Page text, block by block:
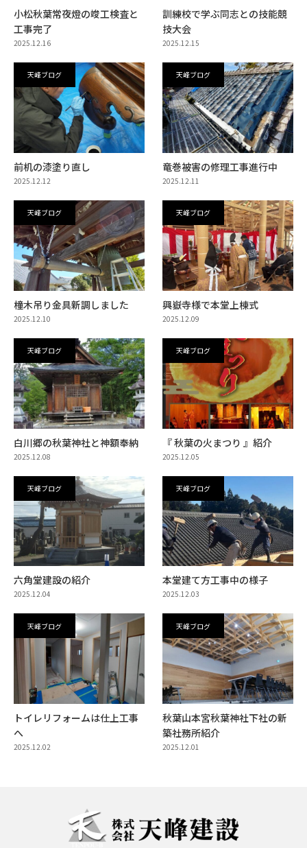
小松秋葉常夜燈の竣工検査と
工事完了
2025.12.16
訓練校で学ぶ同志との技能競
技大会
2025.12.15
天峰ブログ
前机の漆塗り直し
2025.12.12
天峰ブログ
竜巻被害の修理工事進行中
2025.12.11
天峰ブログ
橦木吊り金具新調しました
2025.12.10
天峰ブログ
興嶽寺様で本堂上棟式
2025.12.09
天峰ブログ
白川郷の秋葉神社と神額奉納
2025.12.08
天峰ブログ
『 秋葉の火まつり 』紹介
2025.12.05
天峰ブログ
六角堂建設の紹介
2025.12.04
天峰ブログ
本堂建て方工事中の様子
2025.12.03
天峰ブログ
トイレリフォームは仕上工事
へ
2025.12.02
天峰ブログ
秋葉山本宮秋葉神社下社の新
築社務所紹介
2025.12.01